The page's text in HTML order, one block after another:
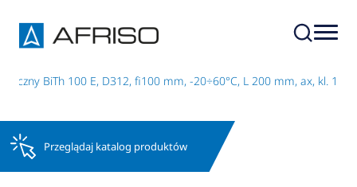
BiTh 100 E, D312, fi100 mm, -20÷60°C, L 200 mm, ax, kl. 1
Przeglądaj katalog produktów